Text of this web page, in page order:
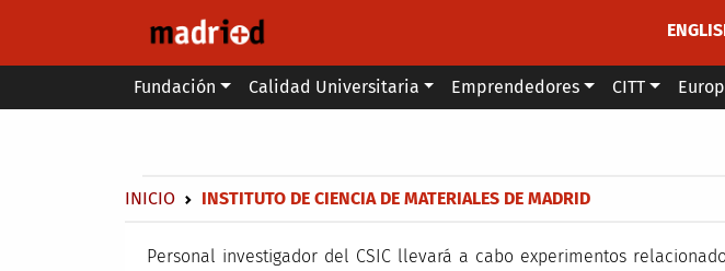
Main menu
Fundación Calidad Universitaria Emprendedores CITT
Sobrescribir enlaces de ayuda a la navegación
INICIO INSTITUTO DE CIENCIA DE MATERIALES DE MADRID
Personal investigador del CSIC llevará a cabo experimentos